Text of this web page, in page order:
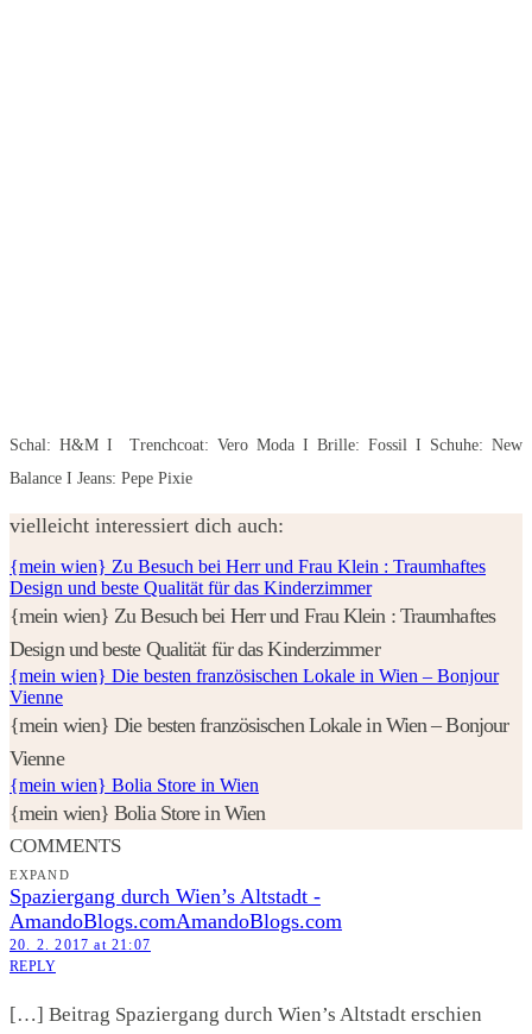
Schal: H&M I Trenchcoat: Vero Moda I Brille: Fossil I Schuhe: New
Balance I Jeans: Pepe Pixie
vielleicht interessiert dich auch:
{mein wien} Zu Besuch bei Herr und Frau Klein : Traumhaftes
Design und beste Qualität für das Kinderzimmer
{mein wien} Zu Besuch bei Herr und Frau Klein : Traumhaftes
Design und beste Qualität für das Kinderzimmer
{mein wien} Die besten französischen Lokale in Wien – Bonjour
Vienne
{mein wien} Die besten französischen Lokale in Wien – Bonjour
Vienne
{mein wien} Bolia Store in Wien
{mein wien} Bolia Store in Wien
COMMENTS
EXPAND
Spaziergang durch Wien’s Altstadt -
AmandoBlogs.comAmandoBlogs.com
20. 2. 2017 at 21:07
REPLY
[…] Beitrag Spaziergang durch Wien’s Altstadt erschien